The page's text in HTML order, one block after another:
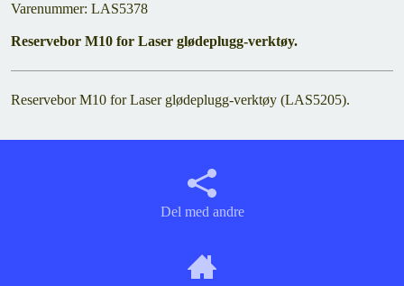
Varenummer: LAS5378
Reservebor M10 for Laser glødeplugg-verktøy.
Reservebor M10 for Laser glødeplugg-verktøy (LAS5205).
Del med andre